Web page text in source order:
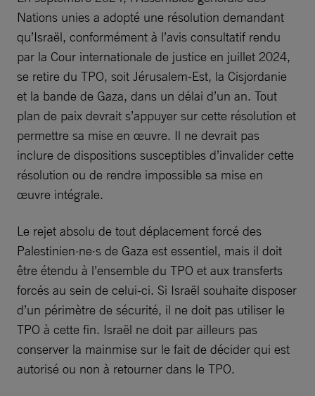
Nations unies a adopté une résolution demandant
qu’Israël, conformément à l’avis consultatif rendu
par la Cour internationale de justice en juillet 2024,
se retire du TPO, soit Jérusalem-Est, la Cisjordanie
et la bande de Gaza, dans un délai d’un an. Tout
plan de paix devrait s’appuyer sur cette résolution et
permettre sa mise en œuvre. Il ne devrait pas
inclure de dispositions susceptibles d’invalider cette
résolution ou de rendre impossible sa mise en
œuvre intégrale.
Le rejet absolu de tout déplacement forcé des
Palestinien·ne·s de Gaza est essentiel, mais il doit
être étendu à l’ensemble du TPO et aux transferts
forcés au sein de celui-ci. Si Israël souhaite disposer
d’un périmètre de sécurité, il ne doit pas utiliser le
TPO à cette fin. Israël ne doit par ailleurs pas
conserver la mainmise sur le fait de décider qui est
autorisé ou non à retourner dans le TPO.